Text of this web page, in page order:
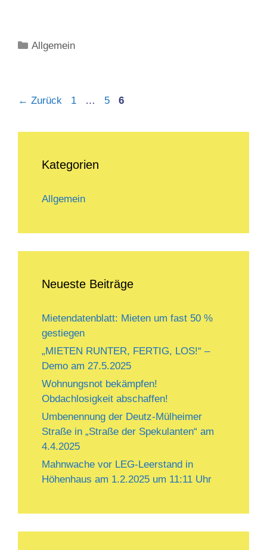
Kategorien
Allgemein
← Zurück Seite
1 … Seite
5 Seite
6
Kategorien
Allgemein
Neueste Beiträge
Mietendatenblatt: Mieten um fast 50 %
gestiegen
„MIETEN RUNTER, FERTIG, LOS!“ –
Demo am 27.5.2025
Wohnungsnot bekämpfen!
Obdachlosigkeit abschaffen!
Umbenennung der Deutz-Mülheimer
Straße in „Straße der Spekulanten“ am
4.4.2025
Mahnwache vor LEG-Leerstand in
Höhenhaus am 1.2.2025 um 11:11 Uhr